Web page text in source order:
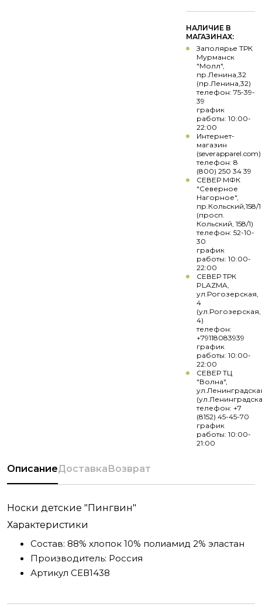
НАЛИЧИЕ В
МАГАЗИНАХ:
Заполярье ТРК
Мурманск
"Молл",
пр.Ленина,32
(пр.Ленина,32)
телефон: 75-39-
39
график
работы: 10:00-
22:00
Интернет-
магазин
(severapparel.com)
телефон: 8
(800) 250 34 39
СЕВЕР МФК
"Северное
Нагорное",
пр.Кольский,158/1
(просп.
Кольский, 158/1)
телефон: 52-10-
30
график
работы: 10:00-
22:00
СЕВЕР ТРК
PLAZMA,
ул.Рогозерская,
4
(ул.Рогозерская,
4)
телефон:
+79118083939
график
работы: 10:00-
22:00
СЕВЕР ТЦ
"Волна",
телефон: +7
(8152) 45-45-70
график
работы: 10:00-
21:00
ОписаниеДоставкаВозврат
Носки детские "Пингвин"
Характеристики
Состав: 88% хлопок 10% полиамид 2% эластан
Производитель: Россия
Артикул СЕВ1438